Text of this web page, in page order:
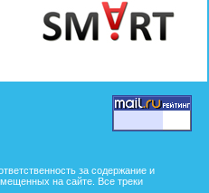
за содержание и
на сайте. Все треки